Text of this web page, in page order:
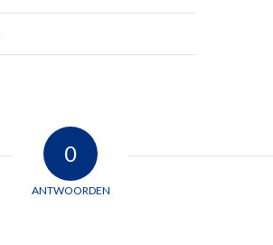
0
ANTWOORDEN